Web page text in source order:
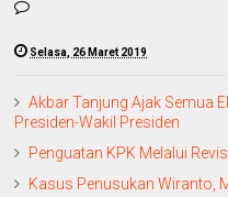
Selasa, 26 Maret 2019
Akbar Tanjung Ajak Semua
Presiden-Wakil Presiden
Penguatan KPK Melalui
Kasus Penusukan Wiranto,